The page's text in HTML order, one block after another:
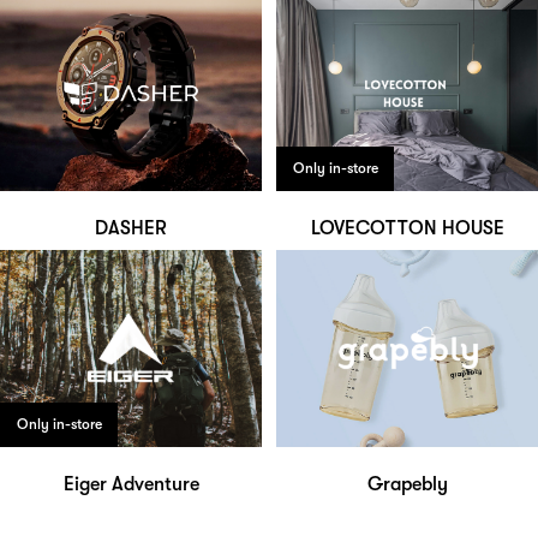
DASHER
Only in-store
LOVECOTTON HOUSE
Only in-store
Eiger Adventure Grapebly